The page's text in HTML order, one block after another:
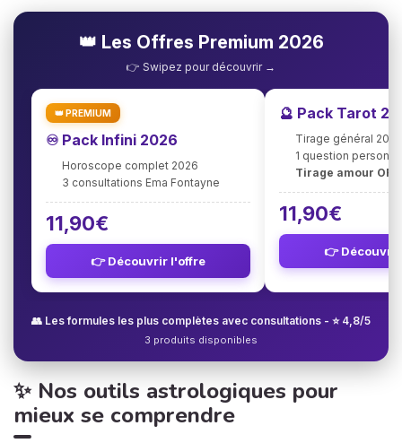
👑 Les Offres Premium 2026
👉 Swipez pour découvrir →
👑 PREMIUM
♾️ Pack Infini 2026
Horoscope complet 2026
3 consultations Ema Fontayne
11,90€
👉 Découvrir l'offre
🔮 Pack Tarot
Tirage général 2026
1 question
Tirage amour
11,90€
👉
👥 Les formules les plus complètes avec consultations - ⭐ 4,8/5
3 produits disponibles
✨ Nos outils astrologiques pour
mieux se comprendre